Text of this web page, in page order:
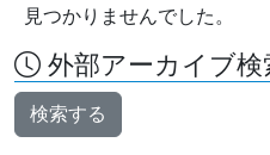
見つかりませんでした。
外部アーカイブ検
検索する